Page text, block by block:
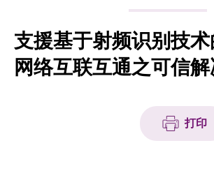
项目伙伴
活动及消息
支援基于射频识别技
网络互联互通之可信
打印